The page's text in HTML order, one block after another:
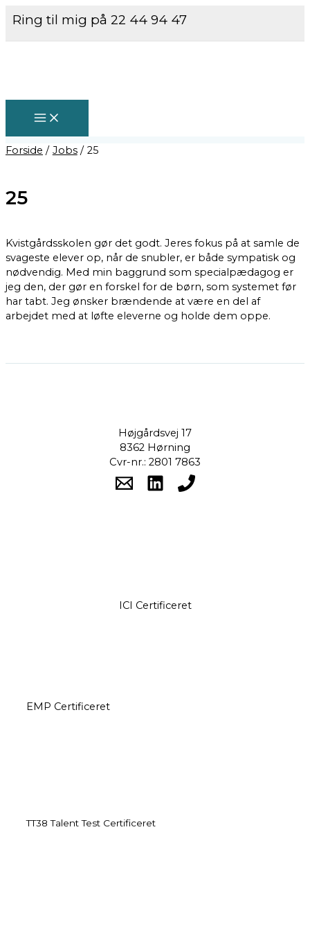
Ring til mig på 22 44 94 47
Forside Jobs 25
25
Kvistgårdsskolen gør det godt. Jeres fokus på at samle de
svageste elever op, når de snubler, er både sympatisk og
nødvendig. Med min baggrund som specialpædagog er
jeg den, der gør en forskel for de børn, som systemet før
har tabt. Jeg ønsker brændende at være en del af
arbejdet med at løfte eleverne og holde dem oppe.
Højgårdsvej 17
8362 Hørning
Cvr-nr.: 2801 7863
ICI Certificeret
EMP Certificeret
TT38 Talent Test Certificeret